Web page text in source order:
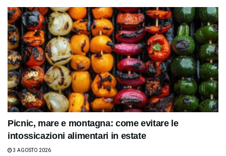
Picnic, mare e montagna: come evitare le
intossicazioni alimentari in estate
3 AGOSTO 2026